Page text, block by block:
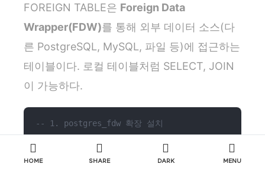
FOREIGN TABLE은 Foreign Data
Wrapper(FDW)를 통해 외부 데이터 소스(다
른 PostgreSQL, MySQL, 파일 등)에 접근하는
테이블이다. 로컬 테이블처럼 SELECT, JOIN
이 가능하다.
-- 1. postgres_fdw 확장 설치
CREATE EXTENSION IF NOT EXISTS
postgres_fdw;
HOME SHARE DARK MENU